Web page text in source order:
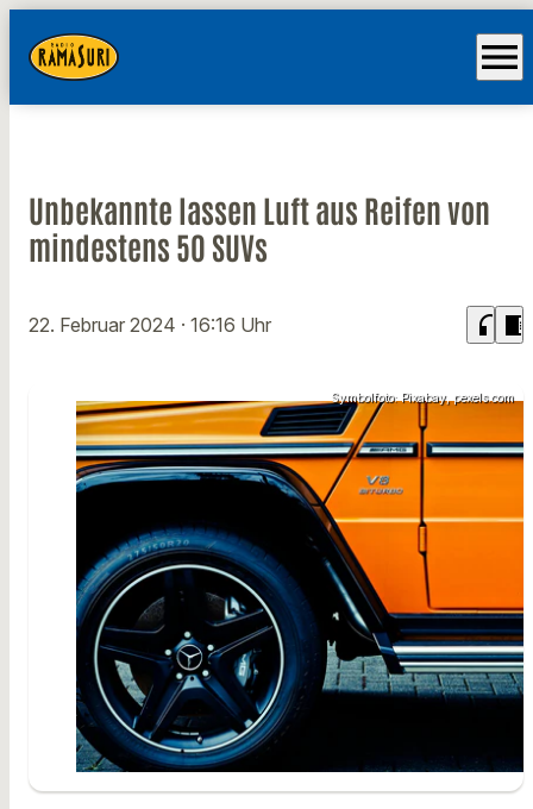
menu
Unbekannte lassen Luft aus Reifen von
mindestens 50 SUVs
22. Februar 2024 · 16:16 Uhr headphones chrome_reader_mode
Symbolfoto: Pixabay, pexels.com